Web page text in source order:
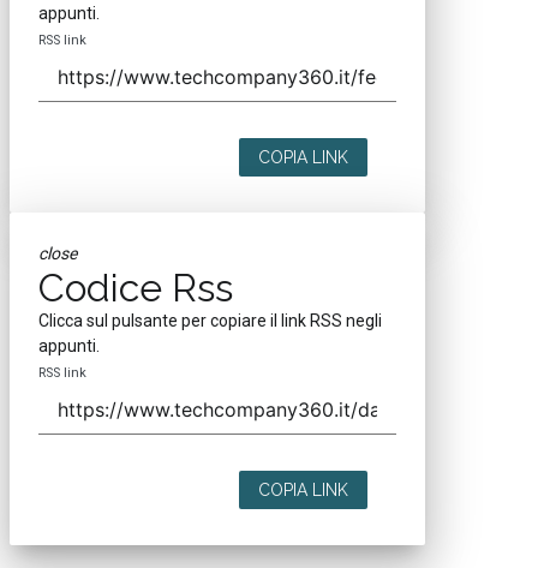
appunti.
RSS link
COPIA LINK
close
Codice Rss
Clicca sul pulsante per copiare il link RSS negli
appunti.
RSS link
COPIA LINK